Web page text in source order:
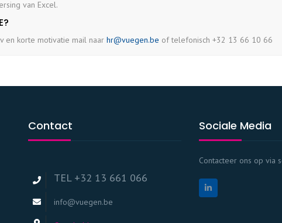
van Excel.
en korte motivatie mail naar hr@vuegen.be of telefonisch +32 13 66 10 66
Contact
TEL +32 13 661 066
info@vuegen.be
Sociale Media
Contacteer ons op via